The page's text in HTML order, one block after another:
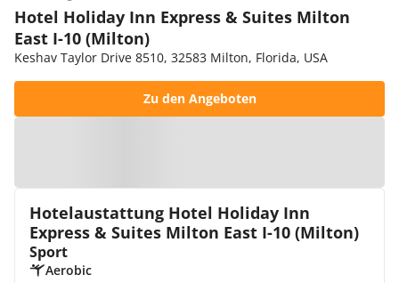
Hotel Holiday Inn Express & Suites Milton
East I-10 (Milton)
Keshav Taylor Drive 8510, 32583 Milton, Florida, USA
Zu den Angeboten
Hotelaustattung Hotel Holiday Inn
Express & Suites Milton East I-10 (Milton)
Sport
Aerobic